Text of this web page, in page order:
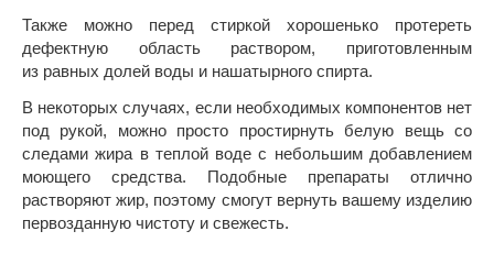
Также можно перед стиркой хорошенько протереть
дефектную область раствором, приготовленным
из равных долей воды и нашатырного спирта.
В некоторых случаях, если необходимых компонентов нет
под рукой, можно просто простирнуть белую вещь со
следами жира в теплой воде с небольшим добавлением
моющего средства. Подобные препараты отлично
растворяют жир, поэтому смогут вернуть вашему изделию
первозданную чистоту и свежесть.